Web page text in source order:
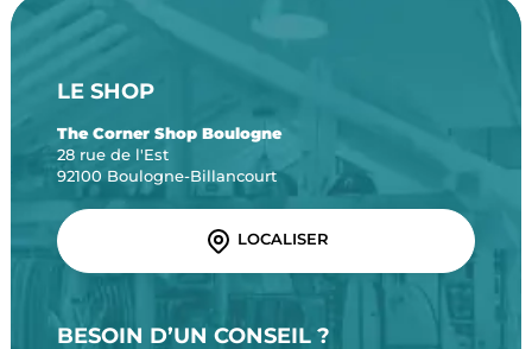
LE SHOP
The Corner Shop Boulogne
28 rue de l'Est
92100 Boulogne-Billancourt
LOCALISER
BESOIN D’UN CONSEIL ?